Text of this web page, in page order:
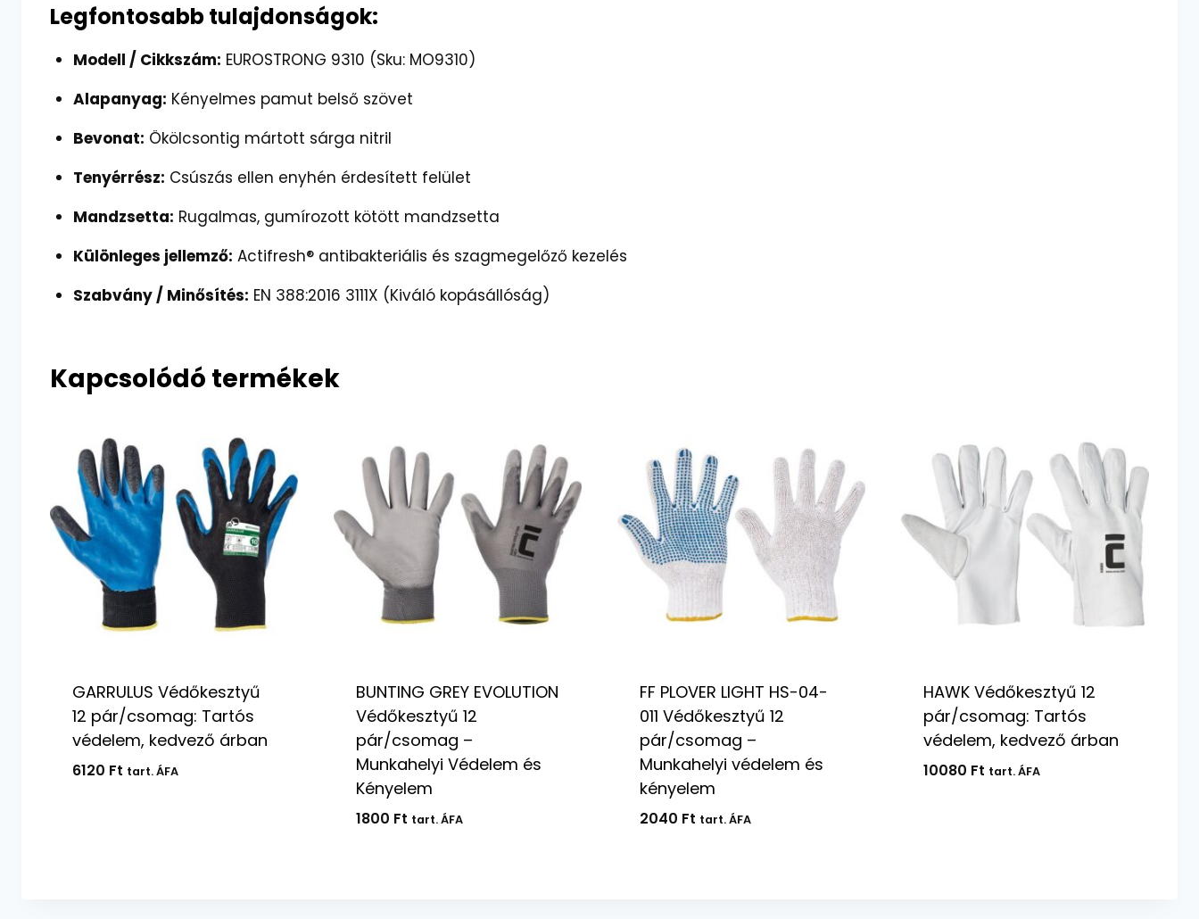
Legfontosabb tulajdonságok:
Modell / Cikkszám: EUROSTRONG 9310 (Sku: MO9310)
Alapanyag: Kényelmes pamut belső szövet
Bevonat: Ökölcsontig mártott sárga nitril
Tenyérrész: Csúszás ellen enyhén érdesített felület
Mandzsetta: Rugalmas, gumírozott kötött mandzsetta
Különleges jellemző: Actifresh® antibakteriális és szagmegelőző kezelés
Szabvány / Minősítés: EN 388:2016 3111X (Kiváló kopásállóság)
Kapcsolódó termékek
GARRULUS Védőkesztyű
12 pár/csomag: Tartós
védelem, kedvező árban
6120 Ft tart. ÁFA
BUNTING GREY EVOLUTION
Védőkesztyű 12
pár/csomag –
Munkahelyi Védelem és
Kényelem
1800 Ft tart. ÁFA
FF PLOVER LIGHT HS-04-
011 Védőkesztyű 12
pár/csomag –
Munkahelyi védelem és
kényelem
2040 Ft tart. ÁFA
HAWK Védőkesztyű 12
pár/csomag: Tartós
védelem, kedvező árban
10080 Ft tart. ÁFA